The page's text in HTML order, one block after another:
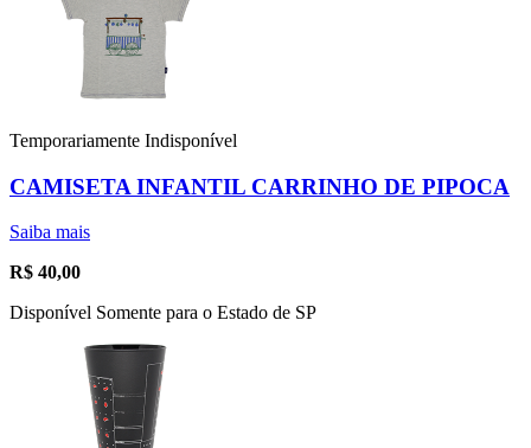
Temporariamente Indisponível
CAMISETA INFANTIL CARRINHO DE PIPOCA
Saiba mais
R$ 40,00
Disponível Somente para o Estado de SP